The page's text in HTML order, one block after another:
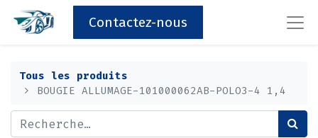
Contactez-nous
Tous les produits
BOUGIE ALLUMAGE-101000062AB-POLO3-4 1,4